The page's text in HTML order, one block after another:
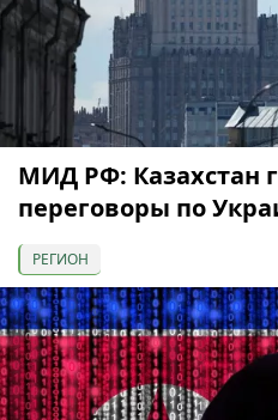
МИД РФ: Казахстан
переговоры по
РЕГИОН